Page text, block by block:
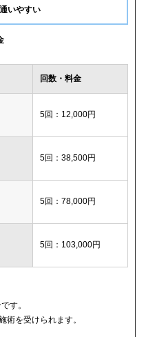
39,800円(平日6回)
49,500円
52,800円
プランなし
いやすい
回数・料金
5回：12,000円
5回：38,500円
5回：78,000円
5回：103,000円
す。
術を受けられます。